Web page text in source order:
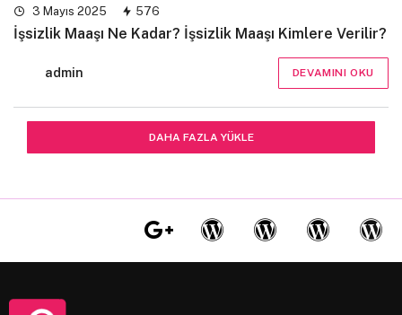
3 Mayıs 2025 576
İşsizlik Maaşı Ne Kadar? İşsizlik Maaşı Kimlere Verilir?
admin DEVAMINI OKU
DAHA FAZLA YÜKLE